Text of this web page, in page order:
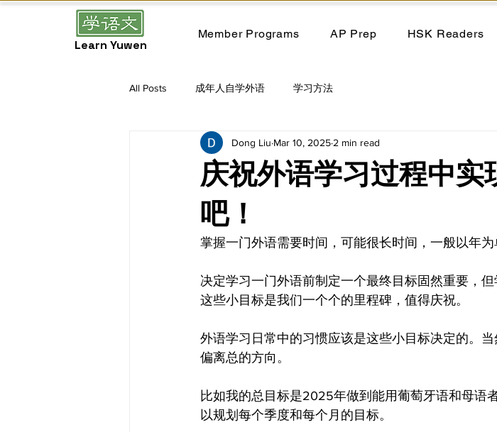
Learn Yuwen
Member Programs AP Prep HSK Readers
All Posts 成年人自学外语 学习方法
庆祝外语学习过程中实
吧！
Dong Liu Mar 10, 2025 2 min read
掌握一门外语需要时间，可能很长时间，一般以年为
决定学习一门外语前制定一个最终目标固然重要，
这些小目标是我们一个个的里程碑，值得庆祝。
外语学习日常中的习惯应该是这些小目标决定的。
偏离总的方向。
比如我的总目标是2025年做到能用葡萄牙语和母语
以规划每个季度和每个月的目标。